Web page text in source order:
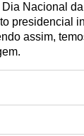
Nacional
presidencial
assim,